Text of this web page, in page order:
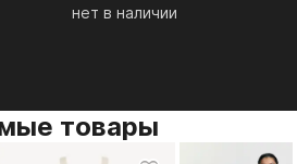
нет в наличии
товары